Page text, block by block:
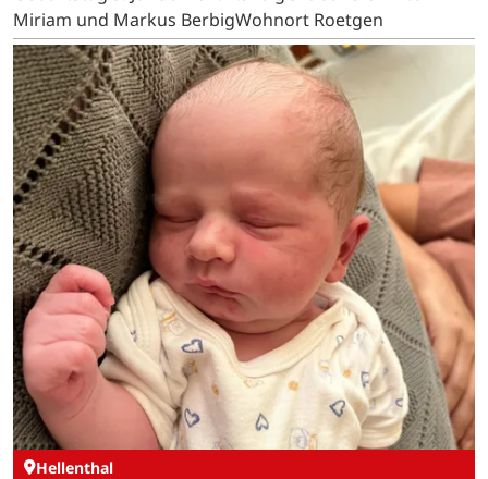
Miriam und Markus BerbigWohnort Roetgen
Hellenthal